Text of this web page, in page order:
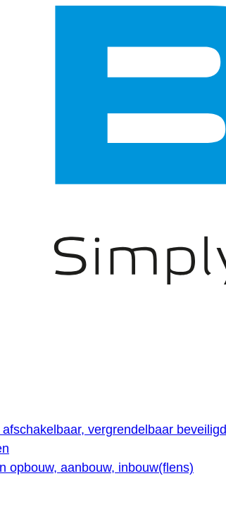
vergrendelbaar beveiligd
opbouw, aanbouw, inbouw(flens)